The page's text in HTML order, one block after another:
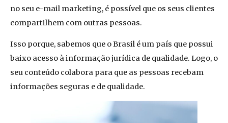
no seu e-mail marketing, é possível que os seus clientes
compartilhem com outras pessoas.
Isso porque, sabemos que o Brasil é um país que possui
baixo acesso à informação jurídica de qualidade. Logo, o
seu conteúdo colabora para que as pessoas recebam
informações seguras e de qualidade.